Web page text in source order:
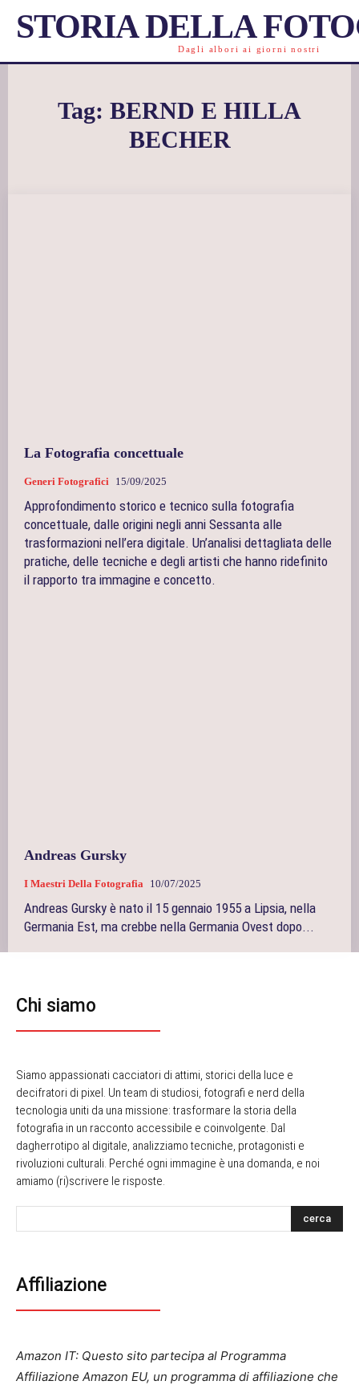
STORIA DELLA
Dagli albori ai giorni nostri
Tag: BERND E HILLA
BECHER
La Fotografia concettuale
Generi Fotografici 15/09/2025
Approfondimento storico e tecnico sulla fotografia
concettuale, dalle origini negli anni Sessanta alle
trasformazioni nell’era digitale. Un’analisi dettagliata delle
pratiche, delle tecniche e degli artisti che hanno ridefinito
il rapporto tra immagine e concetto.
Andreas Gursky
I Maestri Della Fotografia 10/07/2025
Andreas Gursky è nato il 15 gennaio 1955 a Lipsia, nella
Germania Est, ma crebbe nella Germania Ovest dopo...
Chi siamo
Siamo appassionati cacciatori di attimi, storici della luce e
decifratori di pixel. Un team di studiosi, fotografi e nerd della
tecnologia uniti da una missione: trasformare la storia della
fotografia in un racconto accessibile e coinvolgente. Dal
dagherrotipo al digitale, analizziamo tecniche, protagonisti e
rivoluzioni culturali. Perché ogni immagine è una domanda, e noi
amiamo (ri)scrivere le risposte.
cerca
Affiliazione
Amazon IT: Questo sito partecipa al Programma
Affiliazione Amazon EU, un programma di affiliazione che